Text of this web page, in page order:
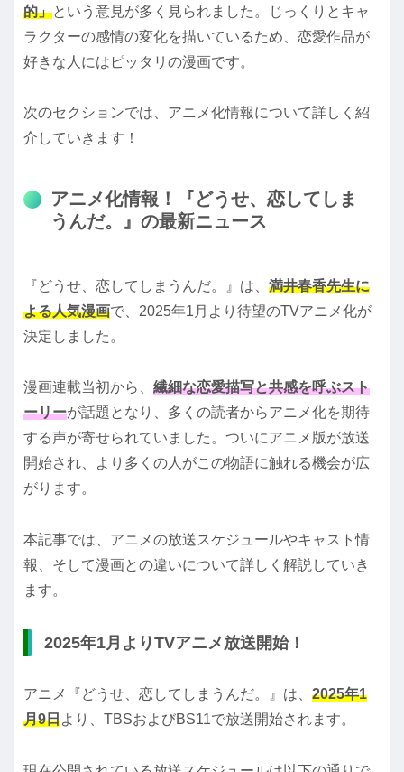
的」という意見が多く見られました。じっくりとキャ
ラクターの感情の変化を描いているため、恋愛作品が
好きな人にはピッタリの漫画です。
次のセクションでは、アニメ化情報について詳しく紹
介していきます！
アニメ化情報！『どうせ、恋してしま
うんだ。』の最新ニュース
『どうせ、恋してしまうんだ。』は、 満井春香先生に
よる人気漫画で、2025年1月より待望のTVアニメ化が
決定しました。
漫画連載当初から、 繊細な恋愛描写と共感を呼ぶスト
ーリーが話題となり、多くの読者からアニメ化を期待
する声が寄せられていました。ついにアニメ版が放送
開始され、より多くの人がこの物語に触れる機会が広
がります。
本記事では、アニメの放送スケジュールやキャスト情
報、そして漫画との違いについて詳しく解説していき
ます。
2025年1月よりTVアニメ放送開始！
アニメ『どうせ、恋してしまうんだ。』は、 2025年1
月9日より、TBSおよびBS11で放送開始されます。